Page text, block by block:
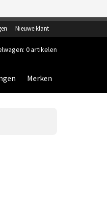
Nieuwe klant
0 artikelen
Merken